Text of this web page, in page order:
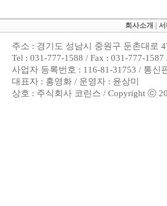
회사소개
주소 : 경기도 성남시 중원구 둔촌대로
Tel : 031-777-1588 / Fax : 031-777-
사업자 등록번호 : 116-81-31753 / 통신
대표자 : 홍영화 / 운영자 : 윤상미
상호 : 주식회사 코린스 / Copyright ⓒ